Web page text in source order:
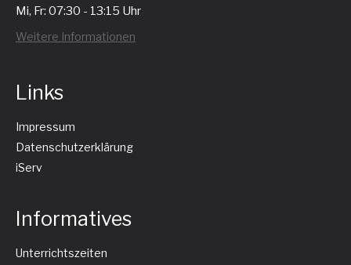
Mi, Fr: 07:30 - 13:15 Uhr
Weitere Informationen
Links
Impressum
Datenschutzerklärung
iServ
Informatives
Unterrichtszeiten